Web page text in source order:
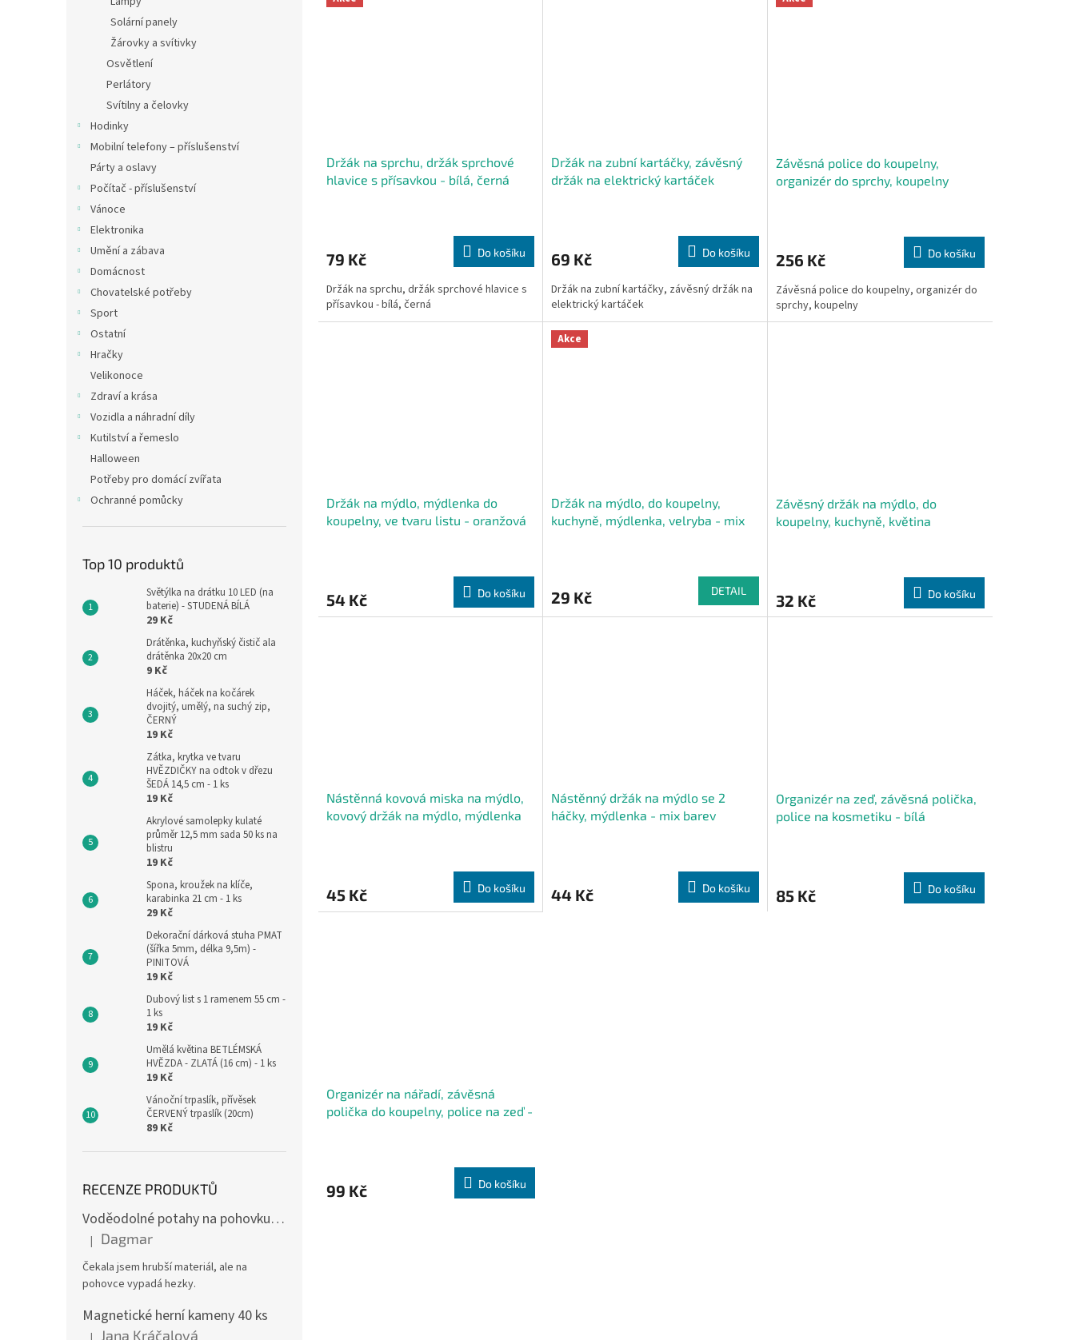
Solární panely
Žárovky a svítivky
Osvětlení
Perlátory
Svítilny a čelovky
Hodinky
Mobilní telefony – příslušenství
Párty a oslavy
Počítač - příslušenství
Vánoce
Elektronika
Umění a zábava
Domácnost
Chovatelské potřeby
Sport
Ostatní
Hračky
Velikonoce
Zdraví a krása
Vozidla a náhradní díly
Kutilství a řemeslo
Halloween
Potřeby pro domácí zvířata
Ochranné pomůcky
Top 10 produktů
Světýlka na drátku 10 LED (na
baterie) - STUDENÁ BÍLÁ
29 Kč
Drátěnka, kuchyňský čistič ala
drátěnka 20x20 cm
9 Kč
Háček, háček na kočárek
dvojitý, umělý, na suchý zip,
ČERNÝ
19 Kč
Zátka, krytka ve tvaru
HVĚZDIČKY na odtok v dřezu
ŠEDÁ 14,5 cm - 1 ks
19 Kč
Akrylové samolepky kulaté
průměr 12,5 mm sada 50 ks na
blistru
19 Kč
Spona, kroužek na klíče,
karabinka 21 cm - 1 ks
29 Kč
Dekorační dárková stuha PMAT
(šířka 5mm, délka 9,5m) -
PINITOVÁ
19 Kč
Dubový list s 1 ramenem 55 cm -
1 ks
19 Kč
Umělá květina BETLÉMSKÁ
HVĚZDA - ZLATÁ (16 cm) - 1 ks
19 Kč
Vánoční trpaslík, přívěsek
ČERVENÝ trpaslík (20cm)
89 Kč
RECENZE PRODUKTŮ
Voděodolné potahy na pohovku se vzorem
Hodnocení produktu je 4 z 5 hvězdiček.
| Dagmar
Čekala jsem hrubší materiál, ale na
pohovce vypadá hezky.
Magnetické herní kameny 40 ks
Jana Kráčalová
Držák na sprchu, držák sprchové
hlavice s přísavkou - bílá, černá
79 Kč Do košíku
Držák na sprchu, držák sprchové hlavice s
přísavkou - bílá, černá
Držák na zubní kartáčky, závěsný
držák na elektrický kartáček
69 Kč Do košíku
Držák na zubní kartáčky, závěsný držák na
elektrický kartáček
Závěsná police do koupelny,
organizér do sprchy, koupelny
je
z
5
hvězdiček.
256 Kč Do košíku
Závěsná police do koupelny, organizér do
sprchy, koupelny
Držák na mýdlo, mýdlenka do
koupelny, ve tvaru listu - oranžová
54 Kč Do košíku
Akce
Držák na mýdlo, do koupelny,
kuchyně, mýdlenka, velryba - mix
29 Kč DETAIL
Závěsný držák na mýdlo, do
koupelny, kuchyně, květina
32 Kč Do košíku
Nástěnná kovová miska na mýdlo,
kovový držák na mýdlo, mýdlenka
45 Kč Do košíku
Nástěnný držák na mýdlo se 2
háčky, mýdlenka - mix barev
44 Kč Do košíku
Organizér na zeď, závěsná polička,
police na kosmetiku - bílá
85 Kč Do košíku
Organizér na nářadí, závěsná
polička do koupelny, police na zeď -
99 Kč Do košíku